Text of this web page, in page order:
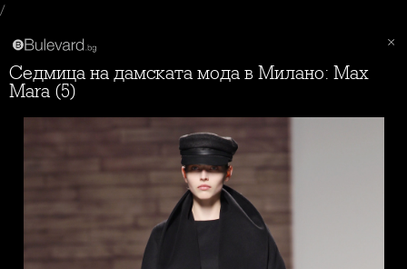
/
Седмица на дамската мода в Милано: Max
Mara (5)